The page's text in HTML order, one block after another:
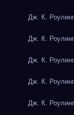
Дж. К.
Дж. К.
Дж. К.
Дж. К.
Дж. К.